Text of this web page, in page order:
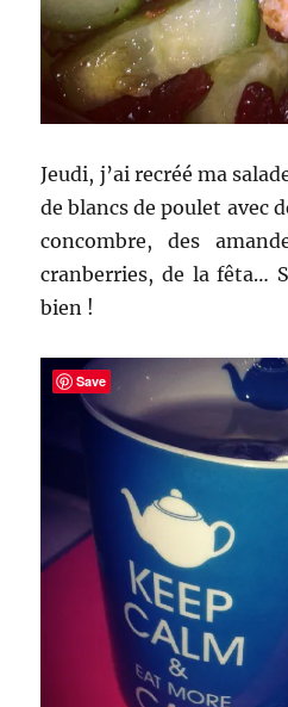
Jeudi, j’ai recréé ma
de blancs de poulet avec
concombre, des
cranberries, de la fêta…
bien !
Save